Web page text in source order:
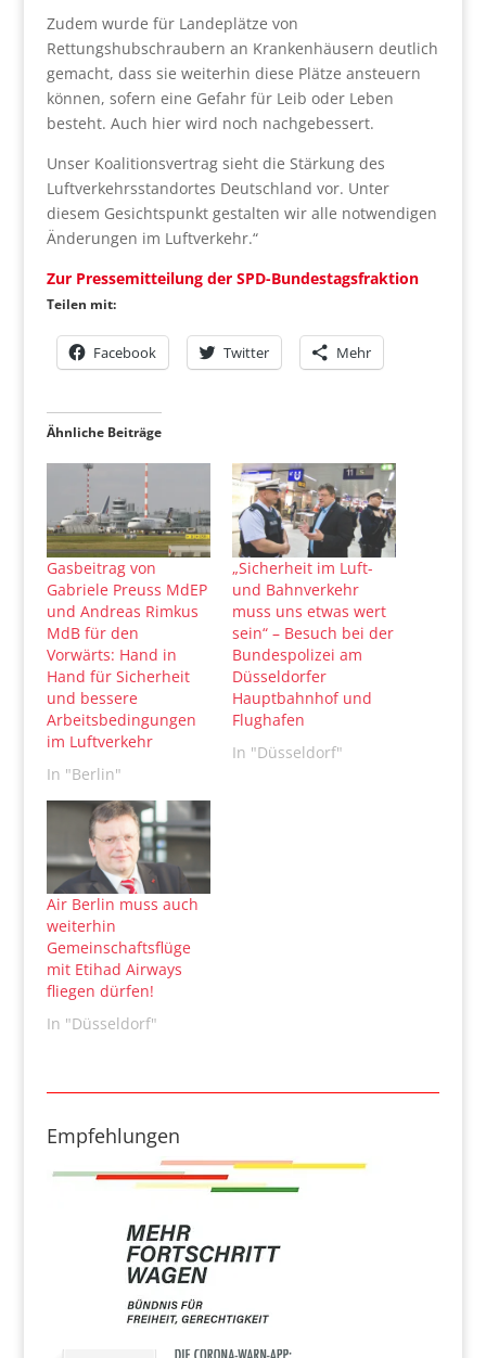
Zudem wurde für Landeplätze von
Rettungshubschraubern an Krankenhäusern deutlich
gemacht, dass sie weiterhin diese Plätze ansteuern
können, sofern eine Gefahr für Leib oder Leben
besteht. Auch hier wird noch nachgebessert.
Unser Koalitionsvertrag sieht die Stärkung des
Luftverkehrsstandortes Deutschland vor. Unter
diesem Gesichtspunkt gestalten wir alle notwendigen
Änderungen im Luftverkehr.“
Zur Pressemitteilung der SPD-Bundestagsfraktion
Teilen mit:
Facebook Twitter Mehr
Ähnliche Beiträge
Gasbeitrag von
Gabriele Preuss MdEP
und Andreas Rimkus
MdB für den
Vorwärts: Hand in
Hand für Sicherheit
und bessere
Arbeitsbedingungen
im Luftverkehr
In "Berlin"
„Sicherheit im Luft-
und Bahnverkehr
muss uns etwas wert
sein“ – Besuch bei der
Bundespolizei am
Düsseldorfer
Hauptbahnhof und
Flughafen
In "Düsseldorf"
Air Berlin muss auch
weiterhin
Gemeinschaftsflüge
mit Etihad Airways
fliegen dürfen!
In "Düsseldorf"
Empfehlungen